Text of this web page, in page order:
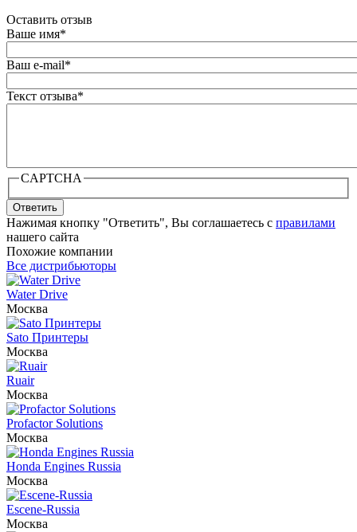
Оставить отзыв
Ваше имя*
Ваш e-mail*
Текст отзыва*
CAPTCHA
Ответить
Нажимая кнопку "Ответить", Вы соглашаетесь с правилами
нашего сайта
Похожие компании
Все дистрибьюторы
Water Drive
Москва
Sato Принтеры
Москва
Ruair
Москва
Profactor Solutions
Москва
Honda Engines Russia
Москва
Escene-Russia
Москва